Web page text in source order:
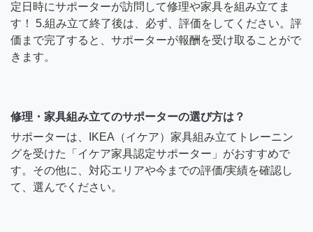
定日時にサポーターが訪問して修理や家具を組み立てま
す！ 5.組み立て終了後は、必ず、評価をしてください。評
価まで完了すると、サポーターが報酬を受け取ることがで
きます。
修理・家具組み立てのサポーターの選び方は？
サポーターは、IKEA（イケア）家具組み立てトレーニン
グを受けた「イケア家具認定サポーター」がおすすめで
す。その他に、対応エリアや今までの評価/実績を確認し
て、選んでください。